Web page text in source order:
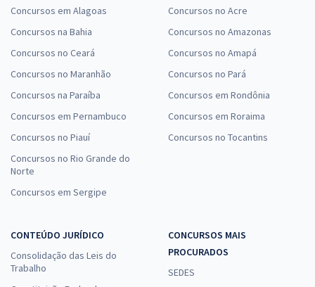
Concursos em Alagoas
Concursos na Bahia
Concursos no Ceará
Concursos no Maranhão
Concursos na Paraíba
Concursos em Pernambuco
Concursos no Piauí
Concursos no Rio Grande do
Norte
Concursos em Sergipe
Concursos no Acre
Concursos no Amazonas
Concursos no Amapá
Concursos no Pará
Concursos em Rondônia
Concursos em Roraima
Concursos no Tocantins
CONTEÚDO JURÍDICO
Consolidação das Leis do
Trabalho
CONCURSOS MAIS
PROCURADOS
SEDES